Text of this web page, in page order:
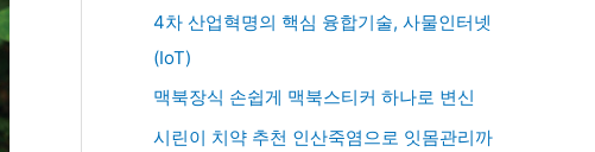
4차 산업혁명의 핵심 융합기술, 사물인터넷
(IoT)
맥북장식 손쉽게 맥북스티커 하나로 변신
시린이 치약 추천 인산죽염으로 잇몸관리까